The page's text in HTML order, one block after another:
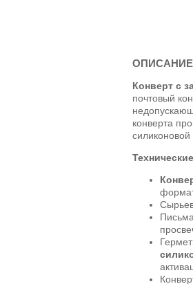
ОПИСАНИЕ
Конверт с
почтовый
конверта
силиконовой